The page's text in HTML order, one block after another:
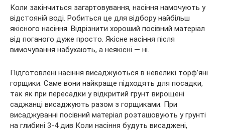
Коли закінчиться загартовування, насіння намочують у
відстояній воді. Робиться це для відбору найбільш
якісного насіння. Відрізнити хороший посівний матеріал
від поганого дуже просто. Якісне насіння після
вимочування набухають, а неякісні — ні.
Підготовлені насіння висаджуються в невеликі торф’яні
горщики. Саме вони найкраще підходять для посадки,
так як при пересадки у відкритий грунт вирощені
саджанці висаджують разом з горщиками. При
висаджуванні посівний матеріал розташовують у грунті
на глибині 3-4 див Коли насіння будуть висаджені,